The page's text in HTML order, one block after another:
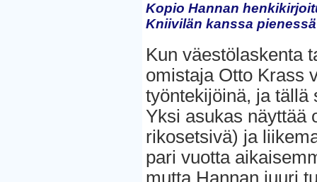
Kopio Hannan
Kniivilän kanssa
Kun väestölaskenta
omistaja Otto Krass
työntekijöinä, ja tällä
Yksi asukas näyttää
rikosetsivä) ja
pari vuotta
mutta Hannan juuri